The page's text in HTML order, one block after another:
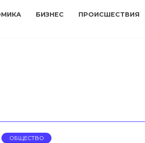
БИЗНЕС ПРОИСШЕСТВИЯ
ОБЩЕСТВО